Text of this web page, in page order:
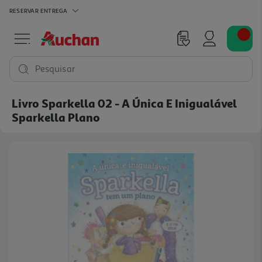
RESERVAR ENTREGA
Pesquisar
Livro Sparkella 02 - A Única E Inigualável
Sparkella Plano